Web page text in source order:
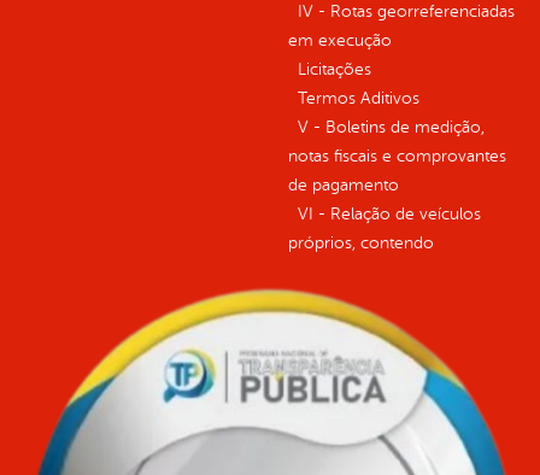
IV - Rotas georreferenciadas
em execução
Licitações
Termos Aditivos
V - Boletins de medição,
notas fiscais e comprovantes
de pagamento
VI - Relação de veículos
próprios, contendo